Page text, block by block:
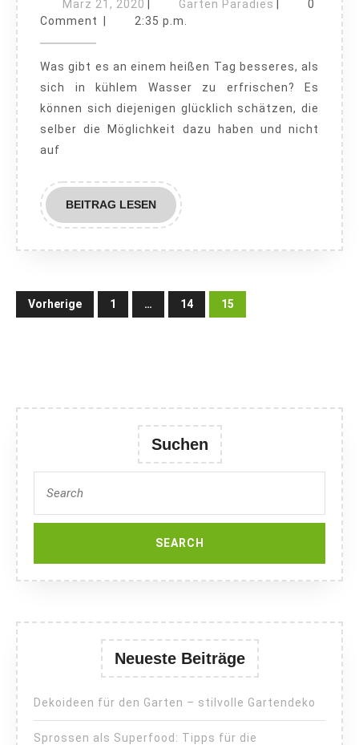
Schritt
für
Schritt
März 21, 2020
21,
Garten Paradies Garten
0
Comment | 2:35 p.m.
Was gibt es an einem heißen Tag besseres, als
sich in kühlem Wasser zu erfrischen? Es
können sich diejenigen glücklich schätzen, die
selber die Möglichkeit dazu haben und nicht
auf
BEITRAG LESENBEITRAG
LESEN
Seitennummerierung
der
Vorherige 1 … 14 15
Suchen
for:
Neueste Beiträge
Dekoideen für den Garten – stilvolle Gartendeko
Sprossen als Superfood: Tipps für die